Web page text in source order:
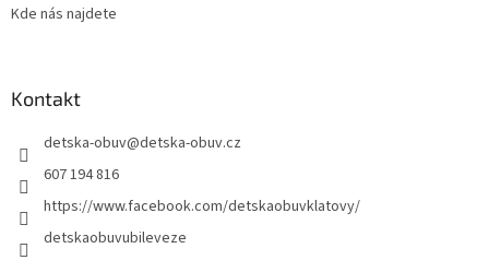
Kde nás najdete
Kontakt
detska-obuv@detska-obuv.cz
607 194 816
https://www.facebook.com/detskaobuvklatovy/
detskaobuvubileveze